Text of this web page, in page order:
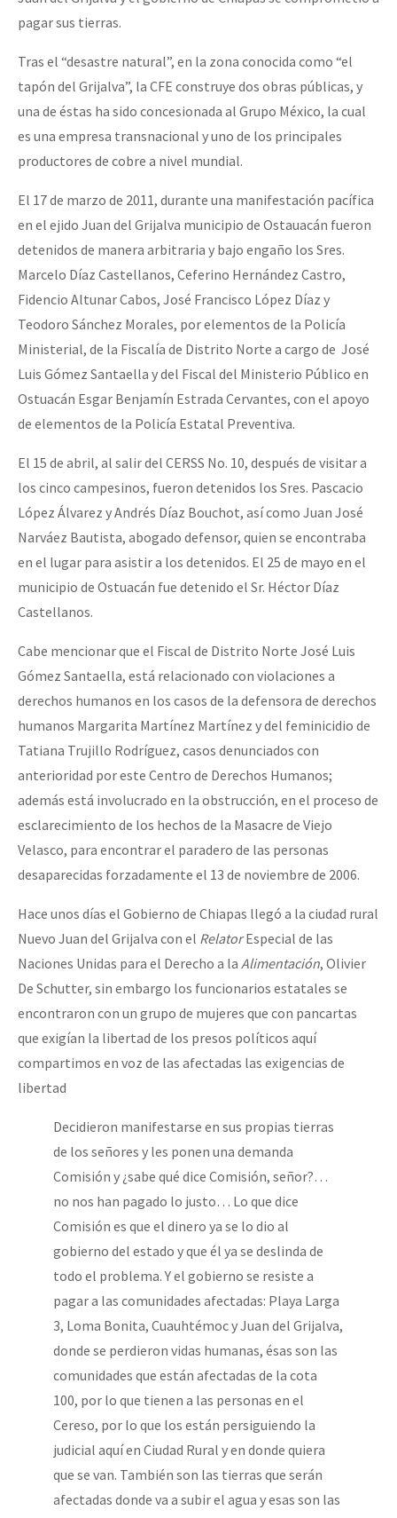
Otras secciones
la naturaleza bajo asedio)
Libros para descargar
Medios Libres
Contacto
pagar sus tierras.
Tras el “desastre natural”, en la zona conocida como “el
tapón del Grijalva”, la CFE construye dos obras públicas, y
una de éstas ha sido concesionada al Grupo México, la cual
es una empresa transnacional y uno de los principales
productores de cobre a nivel mundial.
El 17 de marzo de 2011, durante una manifestación pacífica
en el ejido Juan del Grijalva municipio de Ostauacán fueron
detenidos de manera arbitraria y bajo engaño los Sres.
Marcelo Díaz Castellanos, Ceferino Hernández Castro,
Fidencio Altunar Cabos, José Francisco López Díaz y
Teodoro Sánchez Morales, por elementos de la Policía
Ministerial, de la Fiscalía de Distrito Norte a cargo de José
Luis Gómez Santaella y del Fiscal del Ministerio Público en
Ostuacán Esgar Benjamín Estrada Cervantes, con el apoyo
de elementos de la Policía Estatal Preventiva.
El 15 de abril, al salir del CERSS No. 10, después de visitar a
los cinco campesinos, fueron detenidos los Sres. Pascacio
López Álvarez y Andrés Díaz Bouchot, así como Juan José
Narváez Bautista, abogado defensor, quien se encontraba
en el lugar para asistir a los detenidos. El 25 de mayo en el
municipio de Ostuacán fue detenido el Sr. Héctor Díaz
Castellanos.
Cabe mencionar que el Fiscal de Distrito Norte José Luis
Gómez Santaella, está relacionado con violaciones a
derechos humanos en los casos de la defensora de derechos
humanos Margarita Martínez Martínez y del feminicidio de
Tatiana Trujillo Rodríguez, casos denunciados con
anterioridad por este Centro de Derechos Humanos;
además está involucrado en la obstrucción, en el proceso de
esclarecimiento de los hechos de la Masacre de Viejo
Velasco, para encontrar el paradero de las personas
desaparecidas forzadamente el 13 de noviembre de 2006.
Hace unos días el Gobierno de Chiapas llegó a la ciudad rural
Nuevo Juan del Grijalva con el RelatorEspecial de las
Naciones Unidas para el Derecho a la Alimentación, Olivier
De Schutter, sin embargo los funcionarios estatales se
encontraron con un grupo de mujeres que con pancartas
que exigían la libertad de los presos políticos aquí
compartimos en voz de las afectadas las exigencias de
libertad
Decidieron manifestarse en sus propias tierras
de los señores y les ponen una demanda
Comisión y ¿sabe qué dice Comisión, señor?…
no nos han pagado lo justo… Lo que dice
Comisión es que el dinero ya se lo dio al
gobierno del estado y que él ya se deslinda de
todo el problema. Y el gobierno se resiste a
pagar a las comunidades afectadas: Playa Larga
3, Loma Bonita, Cuauhtémoc y Juan del Grijalva,
donde se perdieron vidas humanas, ésas son las
comunidades que están afectadas de la cota
100, por lo que tienen a las personas en el
Cereso, por lo que los están persiguiendo la
judicial aquí en Ciudad Rural y en donde quiera
que se van. También son las tierras que serán
afectadas donde va a subir el agua y esas son las